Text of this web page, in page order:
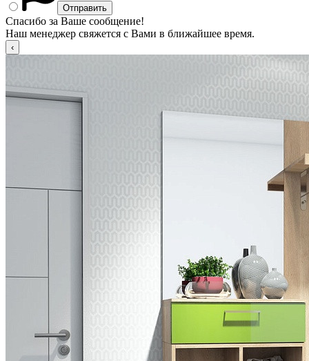
Спасибо за Ваше сообщение!
Наш менеджер свяжется с Вами в ближайшее время.